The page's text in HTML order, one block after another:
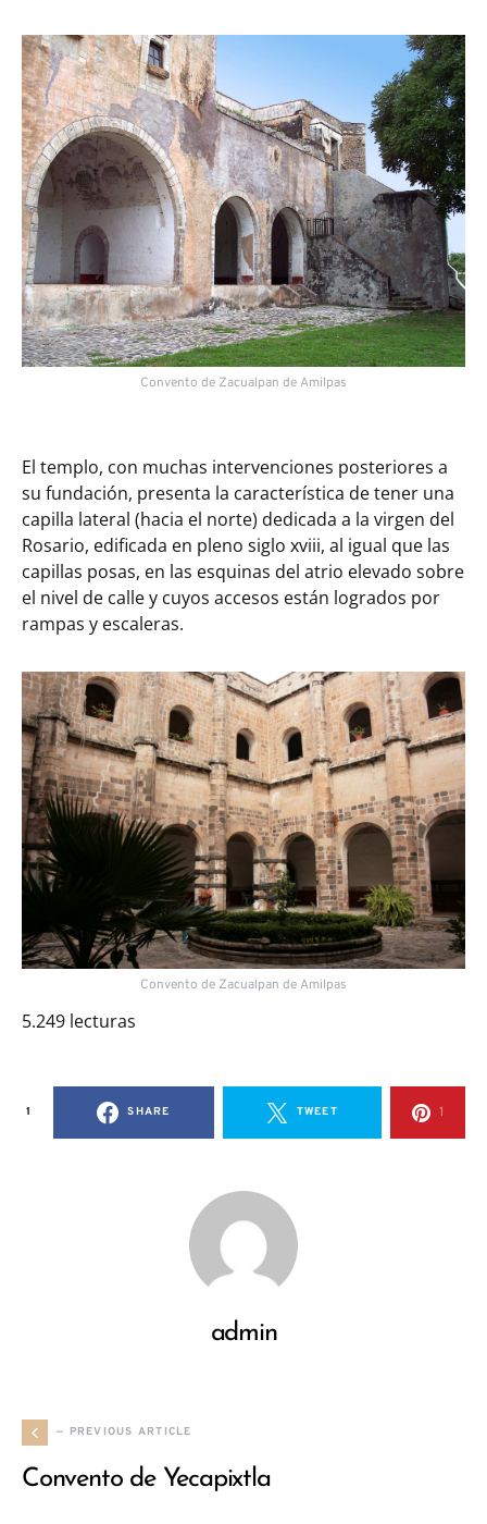
Convento de Zacualpan de Amilpas
El templo, con muchas intervenciones posteriores a
su fundación, presenta la característica de tener una
capilla lateral (hacia el norte) dedicada a la virgen del
Rosario, edificada en pleno siglo xviii, al igual que las
capillas posas, en las esquinas del atrio elevado sobre
el nivel de calle y cuyos accesos están logrados por
rampas y escaleras.
Convento de Zacualpan de Amilpas
5.249 lecturas
1 SHARE TWEET 1
admin
— PREVIOUS ARTICLE
Convento de Yecapixtla